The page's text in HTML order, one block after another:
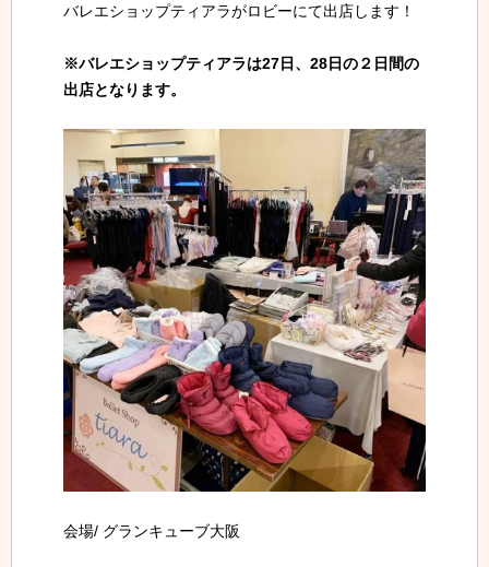
バレエショップティアラがロビーにて出店します！
※バレエショップティアラは27日、28日の２日間の
出店となります。
会場/ グランキューブ大阪